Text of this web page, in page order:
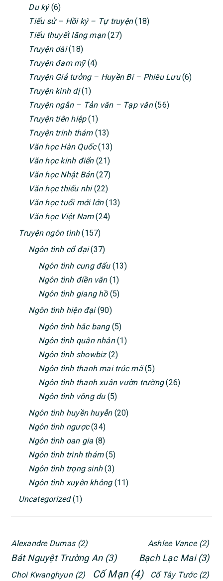
Du ký(6)
Tiểu sử – Hồi ký – Tự truyện(18)
Tiểu thuyết lãng mạn(27)
Truyện dài(18)
Truyện đam mỹ(4)
Truyện Giả tưởng – Huyền Bí – Phiêu Lưu(6)
Truyện kinh dị(1)
Truyện ngắn – Tản văn – Tạp văn(56)
Truyện tiên hiệp(1)
Truyện trinh thám(13)
Văn học Hàn Quốc(13)
Văn học kinh điển(21)
Văn học Nhật Bản(27)
Văn học thiếu nhi(22)
Văn học tuổi mới lớn(13)
Văn học Việt Nam(24)
Truyện ngôn tình(157)
Ngôn tình cổ đại(37)
Ngôn tình cung đấu(13)
Ngôn tình điền văn(1)
Ngôn tình giang hồ(5)
Ngôn tình hiện đại(90)
Ngôn tình hắc bang(5)
Ngôn tình quân nhân(1)
Ngôn tình showbiz(2)
Ngôn tình thanh mai trúc mã(5)
Ngôn tình thanh xuân vườn trường(26)
Ngôn tình võng du(5)
Ngôn tình huyền huyễn(20)
Ngôn tình ngược(34)
Ngôn tình oan gia (8)
Ngôn tình trinh thám(5)
Ngôn tình trọng sinh(3)
Ngôn tình xuyên không(11)
Uncategorized(1)
Alexandre Dumas (2) Ashlee Vance (2)
Bát Nguyệt Trường An (3) Bạch Lạc Mai (3)
Choi Kwanghyun (2) Cố Mạn (4) Cố Tây Tước (2)